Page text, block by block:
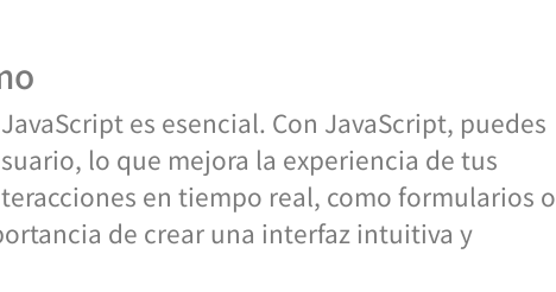
es esencial. Con JavaScript, puedes
lo que mejora la experiencia de tus
en tiempo real, como formularios o
de crear una interfaz intuitiva y